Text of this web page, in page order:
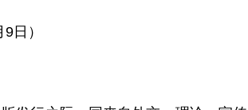
日）